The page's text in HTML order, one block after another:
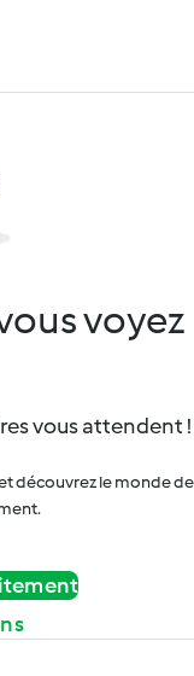
voyez
vous attendent !
découvrez le monde de